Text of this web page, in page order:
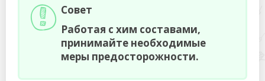
Совет
Работая с хим составами,
принимайте необходимые
меры предосторожности.